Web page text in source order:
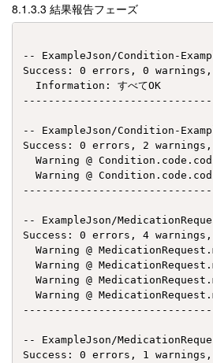
結果報告フェーズ
-- ExampleJson/Condition-
Success: 0 errors, 0
  Information: すべてOK
-- ExampleJson/Condition-
Success: 0 errors, 2
Warning @
Warning @
-- ExampleJson/
Success: 0 errors, 4
Warning @
Warning @
Warning @
Warning @
-- ExampleJson/
Success: 0 errors, 1